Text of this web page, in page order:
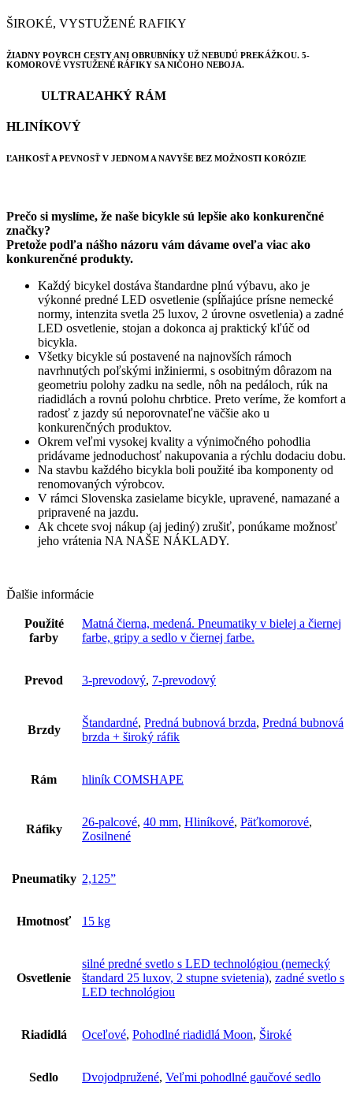
ŠIROKÉ, VYSTUŽENÉ RAFIKY
ŽIADNY POVRCH CESTY ANI OBRUBNÍKY UŽ NEBUDÚ PREKÁŽKOU. 5-
KOMOROVÉ VYSTUŽENÉ RÁFIKY SA NIČOHO NEBOJA.
ULTRAĽAHKÝ RÁM
HLINÍKOVÝ
ĽAHKOSŤ A PEVNOSŤ V JEDNOM A NAVYŠE BEZ MOŽNOSTI KORÓZIE
Prečo si myslíme, že naše bicykle sú lepšie ako konkurenčné
značky?
Pretože podľa nášho názoru vám dávame oveľa viac ako
konkurenčné produkty.
Každý bicykel dostáva štandardne plnú výbavu, ako je
výkonné predné LED osvetlenie (spĺňajúce prísne nemecké
normy, intenzita svetla 25 luxov, 2 úrovne osvetlenia) a zadné
LED osvetlenie, stojan a dokonca aj praktický kľúč od
bicykla.
Všetky bicykle sú postavené na najnovších rámoch
navrhnutých poľskými inžiniermi, s osobitným dôrazom na
geometriu polohy zadku na sedle, nôh na pedáloch, rúk na
riadidlách a rovnú polohu chrbtice. Preto veríme, že komfort a
radosť z jazdy sú neporovnateľne väčšie ako u
konkurenčných produktov.
Okrem veľmi vysokej kvality a výnimočného pohodlia
pridávame jednoduchosť nakupovania a rýchlu dodaciu dobu.
Na stavbu každého bicykla boli použité iba komponenty od
renomovaných výrobcov.
V rámci Slovenska zasielame bicykle, upravené, namazané a
pripravené na jazdu.
Ak chcete svoj nákup (aj jediný) zrušiť, ponúkame možnosť
jeho vrátenia NA NAŠE NÁKLADY.
Ďalšie informácie
Použité
farby
Matná čierna, medená. Pneumatiky v bielej a čiernej
farbe, gripy a sedlo v čiernej farbe.
Prevod 3-prevodový, 7-prevodový
Brzdy
Štandardné, Predná bubnová brzda, Predná bubnová
brzda + široký ráfik
Rám hliník COMSHAPE
Ráfiky
26-palcové, 40 mm, Hliníkové, Päťkomorové,
Zosilnené
Pneumatiky 2,125”
Hmotnosť 15 kg
Osvetlenie
silné predné svetlo s LED technológiou (nemecký
štandard 25 luxov, 2 stupne svietenia), zadné svetlo s
LED technológiou
Riadidlá Oceľové, Pohodlné riadidlá Moon, Široké
Sedlo Dvojodpružené, Veľmi pohodlné gaučové sedlo